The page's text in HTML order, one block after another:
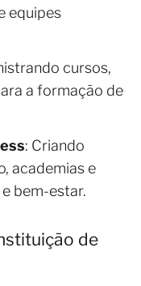
equipes
cursos,
a formação de
: Criando
academias e
bem-estar.
de